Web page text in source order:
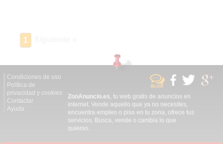
1
Condiciones de uso
Política de
privacidad y cookies
Contactar
Ayuda
ZonAnuncio.es , tu web gratis de anuncios en
internet. Vende aquello que ya no necesites,
encuentra empleo o piso en tu zona, ofrece tus
servicios. Busca, vende o cambia lo que
quieras.